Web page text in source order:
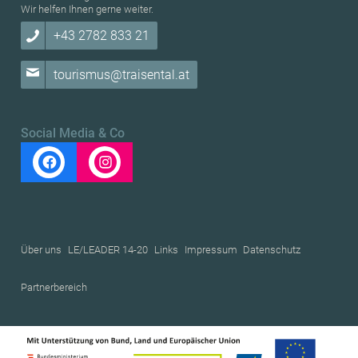
Wir helfen Ihnen gerne weiter.
+43 2782 833 21
tourismus@traisental.at
Social Media & Co
Über uns LE/LEADER 14-20 Links Impressum Datenschutz
Partnerbereich